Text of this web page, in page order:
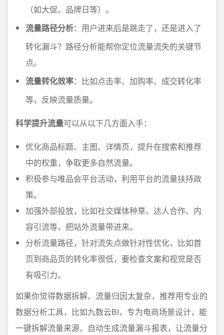
（如大促、品牌日等）。
流量路径分析：用户进来后是跳走了，还是进入了
转化漏斗？路径分析能帮你定位流量流失的关键节
点。
流量转化效率：比如点击率、加购率、成交转化率
等，反映流量质量。
科学提升流量可以从以下几方面入手：
优化商品标题、主图、详情页，提升在搜索和推荐
中的权重，争取更多自然流量。
积极参与唯品会平台活动，利用平台的流量扶持政
策。
加强外部投放，比如社交媒体种草、达人合作、内
容引流等，把站外流量带进来。
分析流量路径，针对流失点做针对性优化，比如首
页到商品页的转化率很低，要检查文案和视觉是否
有吸引力。
如果你觉得数据拆解、流量归因太复杂，推荐用专业的
数据分析工具，比如九数云BI，专为电商场景设计，能
一键拆解流量来源、自动生成流量漏斗报表，让流量分